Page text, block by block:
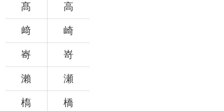
髙 高
﨑 崎
㟢 嵜
瀨 瀬
槗 橋